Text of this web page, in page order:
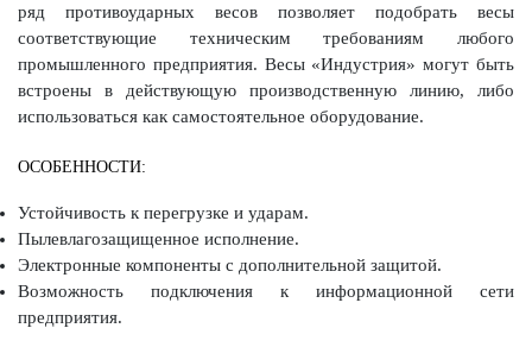
ряд противоударных весов позволяет подобрать весы
соответствующие техническим требованиям любого
промышленного предприятия. Весы «Индустрия» могут быть
встроены в действующую производственную линию, либо
использоваться как самостоятельное оборудование.
ОСОБЕННОСТИ:
Устойчивость к перегрузке и ударам.
Пылевлагозащищенное исполнение.
Электронные компоненты с дополнительной защитой.
Возможность подключения к информационной сети
предприятия.